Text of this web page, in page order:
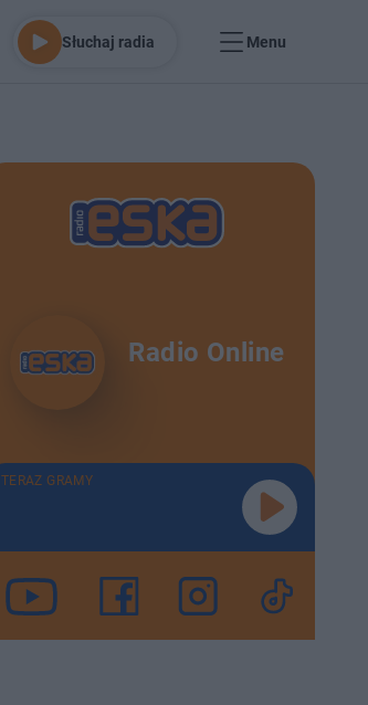
Słuchaj radia Menu
Radio Online
TERAZ GRAMY